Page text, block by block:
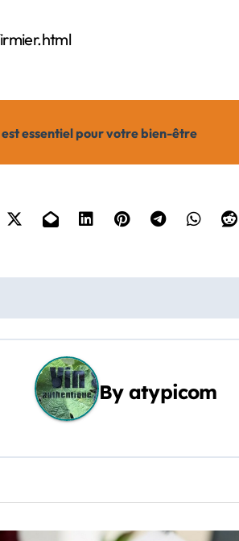
essentiel pour votre bien-être
Byatypicom